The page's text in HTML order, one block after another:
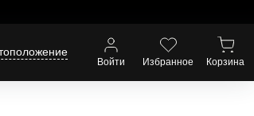
Избранное Корзина
Войти